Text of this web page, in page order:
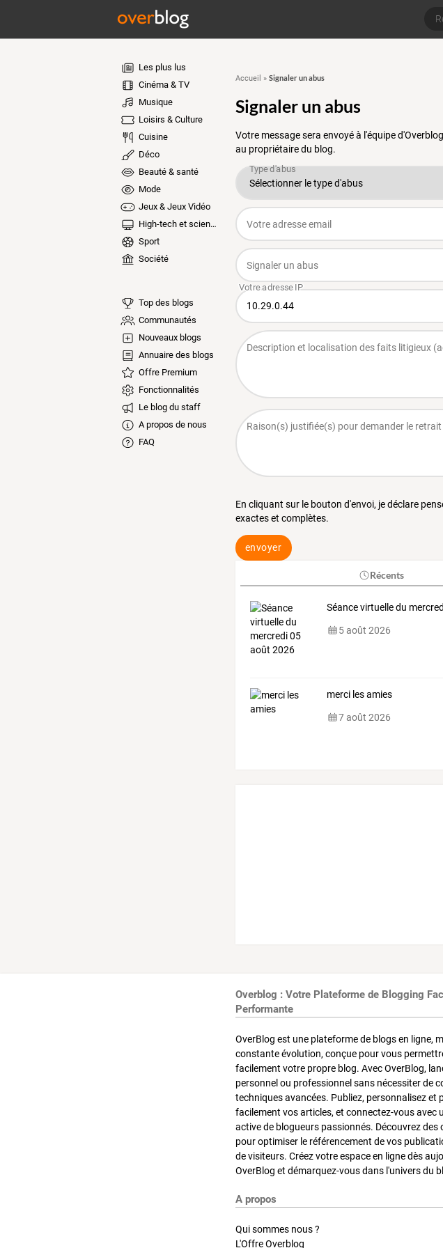
Les plus lus
Cinéma & TV
Musique
Loisirs & Culture
Cuisine
Déco
Beauté & santé
Mode
Jeux & Jeux Vidéo
High-tech et sciences
Sport
Société
Top des blogs
Communautés
Nouveaux blogs
Annuaire des blogs
Offre Premium
Fonctionnalités
Le blog du staff
A propos de nous
FAQ
Accueil » Signaler un abus
Signaler un abus
Votre message sera envoyé à l'équipe
au propriétaire du blog.
En cliquant sur le bouton d'envoi, je déclare
exactes et complètes.
envoyer
Récents
Séance virtuelle du
5 août 2026
merci les amies
7 août 2026
Overblog : Votre Plateforme de Blogging
Performante
OverBlog est une plateforme de blogs en ligne,
constante évolution, conçue pour vous
facilement votre propre blog. Avec OverBlog,
personnel ou professionnel sans nécessiter de
techniques avancées. Publiez, personnalisez et
facilement vos articles, et connectez-vous avec
active de blogueurs passionnés. Découvrez
pour optimiser le référencement de vos
de visiteurs. Créez votre espace en ligne dès
OverBlog et démarquez-vous dans l'univers du
A propos
Qui sommes nous ?
L'Offre Overblog